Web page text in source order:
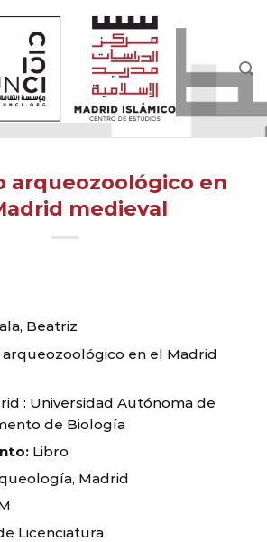
arqueozoológico en
medieval
Beatriz
en el Madrid
: Universidad Autónoma de
de Biología
Libro
Madrid
Licenciatura